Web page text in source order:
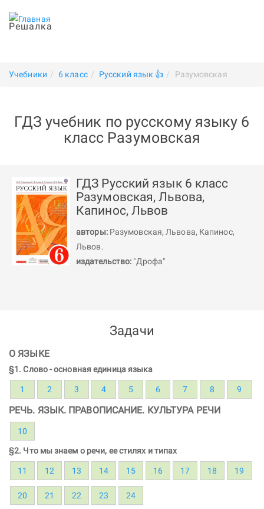
Решалка
Учебники 6 класс Русский язык 👍 Разумовская
ГДЗ учебник по русскому языку 6
класс Разумовская
ГДЗ Русский язык 6 класс
Разумовская, Львова,
Капинос, Львов
авторы: Разумовская, Львова, Капинос,
Львов.
издательство: "Дрофа"
Задачи
О ЯЗЫКЕ
§1. Слово - основная единица языка
1 2 3 4 5 6 7 8 9
РЕЧЬ. ЯЗЫК. ПРАВОПИСАНИЕ. КУЛЬТУРА РЕЧИ
10
§2. Что мы знаем о речи, ее стилях и типах
11 12 13 14 15 16 17 18 19
20 21 22 23 24